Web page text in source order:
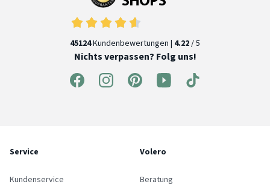
45124Kundenbewertungen | 4.22 / 5
Nichts verpassen? Folg uns!
Service
Kundenservice
Volero
Beratung